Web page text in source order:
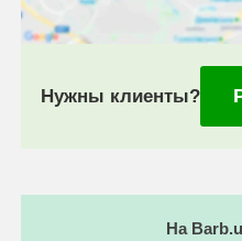
Нужны клиенты?
На